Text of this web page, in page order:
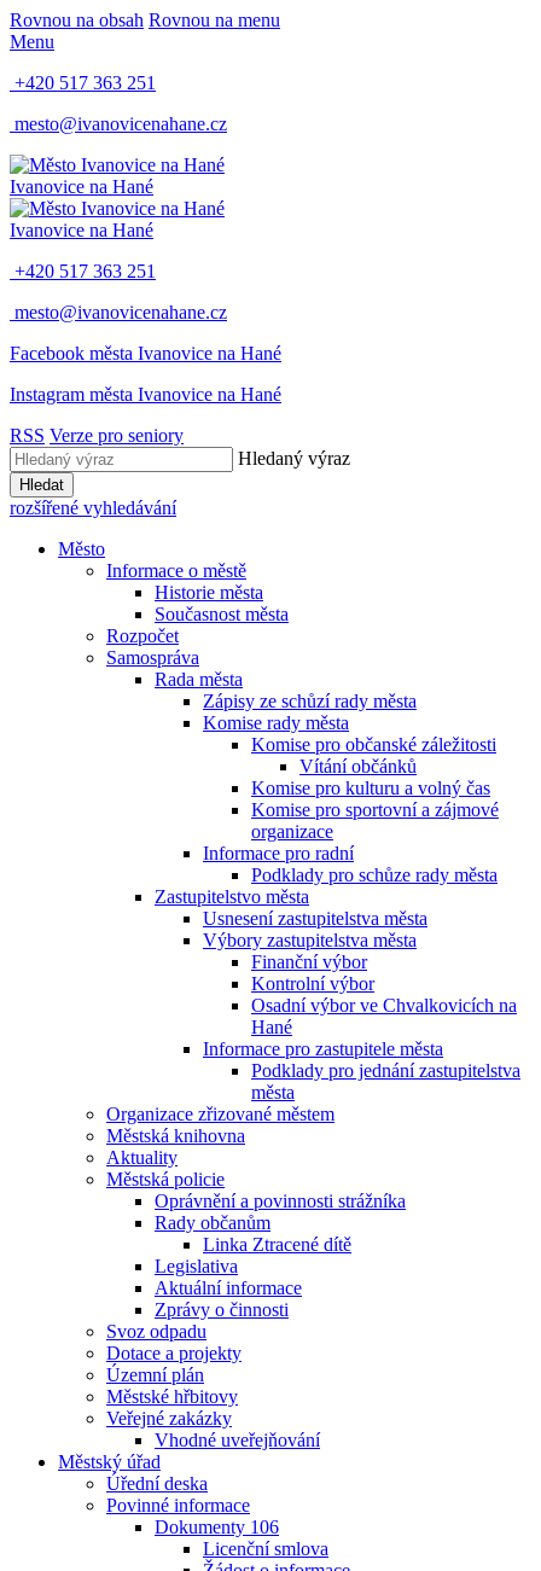
Rovnou na obsah Rovnou na menu
Menu
+420 517 363 251
mesto@ivanovicenahane.cz
Ivanovice na Hané
Ivanovice na Hané
+420 517 363 251
mesto@ivanovicenahane.cz
Facebook města Ivanovice na Hané
Instagram města Ivanovice na Hané
RSS Verze pro seniory
Hledaný výraz
Hledat
rozšířené vyhledávání
Město
Informace o městě
Historie města
Současnost města
Rozpočet
Samospráva
Rada města
Zápisy ze schůzí rady města
Komise rady města
Komise pro občanské záležitosti
Vítání občánků
Komise pro kulturu a volný čas
Komise pro sportovní a zájmové
organizace
Informace pro radní
Podklady pro schůze rady města
Zastupitelstvo města
Usnesení zastupitelstva města
Výbory zastupitelstva města
Finanční výbor
Kontrolní výbor
Osadní výbor ve Chvalkovicích na
Hané
Informace pro zastupitele města
Podklady pro jednání zastupitelstva
města
Organizace zřizované městem
Městská knihovna
Aktuality
Městská policie
Oprávnění a povinnosti strážníka
Rady občanům
Linka Ztracené dítě
Legislativa
Aktuální informace
Zprávy o činnosti
Svoz odpadu
Dotace a projekty
Územní plán
Městské hřbitovy
Veřejné zakázky
Vhodné uveřejňování
Městský úřad
Úřední deska
Povinné informace
Dokumenty 106
Licenční smlova